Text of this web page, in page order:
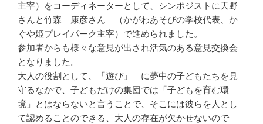
主宰）をコーディネーターとして、シンポジストに天野
さんと竹森 康彦さん （かがわあそびの学校代表、か
ぐや姫プレイパーク主宰）で進められました。
参加者からも様々な意見が出され活気のある意見交換会
となりました。
大人の役割として、「遊び」 に夢中の子どもたちを見
守るなかで、子どもだけの集団では「子どもを育む環
境」とはならないと言うことで、そこには彼らを人とし
て認めることのできる、大人の存在が欠かせないので